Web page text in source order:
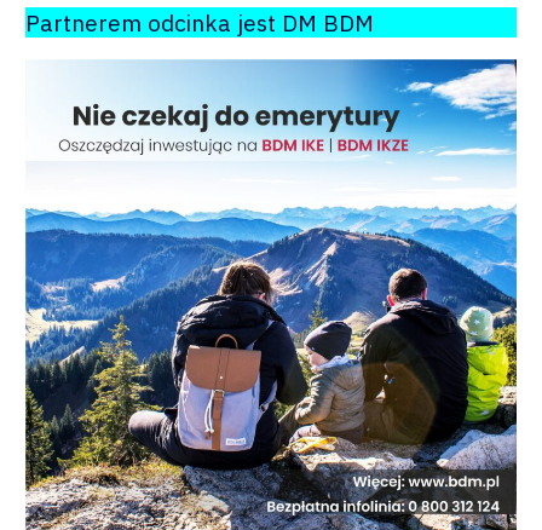
O mnie
Zastrzeżenie
Współpraca
Wsparcie
Partnerem odcinka jest DM BDM